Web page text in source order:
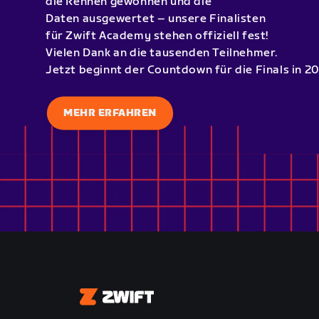
Daten ausgewertet – unsere Finalisten
für Zwift Academy stehen offiziell fest!
Vielen Dank an die tausenden Teilnehmer.
Jetzt beginnt der Countdown für die Finals in
MEHR ERFAHREN
Zwift